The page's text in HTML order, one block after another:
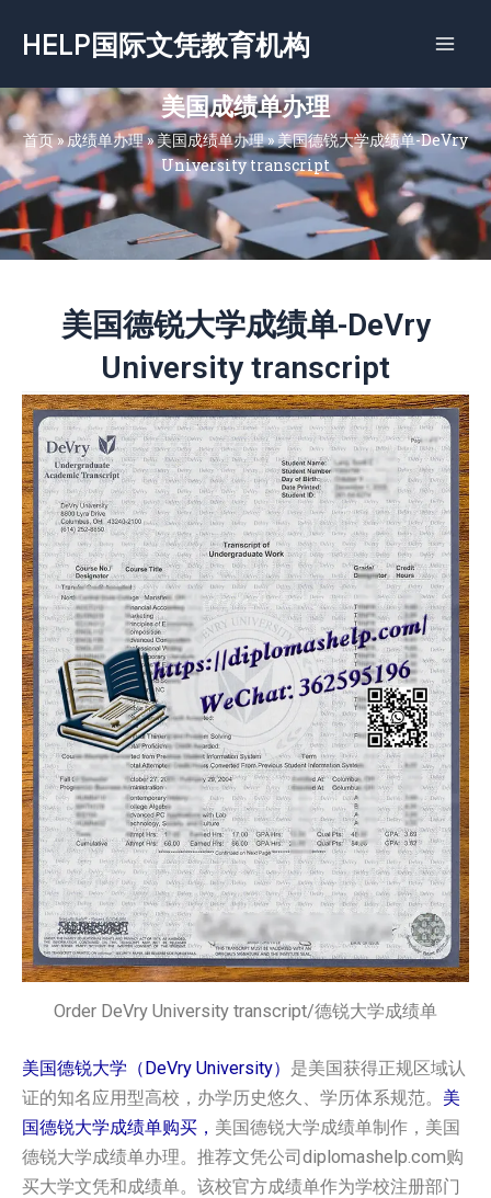
容
HELP国际文凭教育机构
美国成绩单办理
首页»成绩单办理»美国成绩单办理»美国德锐大学成绩单-DeVry
University transcript
美国德锐大学成绩单-DeVry
University transcript
Order DeVry University transcript/德锐大学成绩单
美国德锐大学（DeVry University） 是美国获得正规区域认
证的知名应用型高校，办学历史悠久、学历体系规范。 美
国‌‌德锐大学‌‌‌‌‌成绩单购买， 美国‌‌德锐大学‌‌‌‌‌成绩单制作，美国‌‌
德锐大学‌‌‌‌‌成绩单办理。推荐文凭公司diplomashelp.com购
买大学文凭和成绩单。该校官方成绩单作为学校注册部门